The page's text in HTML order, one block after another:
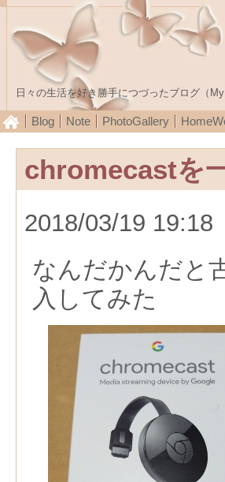
日々の生活を好き勝手につづったブログ（
Blog Note PhotoGallery
chromecastを
2018/03/19 19:18
なんだかんだと
入してみた